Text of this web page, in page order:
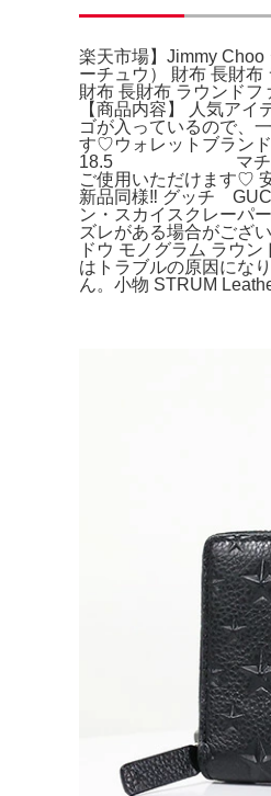
楽天市場】Jimmy Choo
ーチュウ） 財布 長財
財布 長財布 ラウンド
【商品内容】 人気ア
ゴが入っているので、
す♡ウォレット
18.5 マチ：2.5
ご使用いただけます♡
新品同様‼️ グッチ
ン・スカイスクレーパ
ズレがある場合がござ
ドウ モノグラム ラウ
はトラブルの原因に
ん。小物 STRUM